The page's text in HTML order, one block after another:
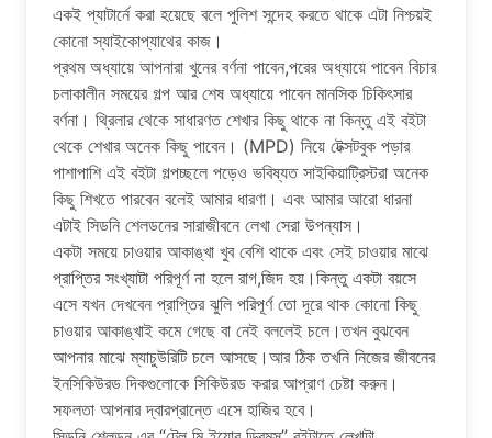
এক‌ই প্যাটার্নে করা হয়েছে বলে পুলিশ সন্দেহ করতে থাকে এটা নিশ্চয়ই
কোনো স্যাইকোপ্যাথের কাজ।
প্রথম অধ্যায়ে আপনারা খুনের বর্ণনা পাবেন,পরের অধ্যায়ে পাবেন বিচার
চলাকালীন সময়ের গল্প আর শেষ অধ্যায়ে পাবেন মানসিক চিকিৎসার
বর্ণনা। থ্রিলার থেকে সাধারণত শেখার কিছু থাকে না কিন্তু এই ব‌ইটা
থেকে শেখার অনেক কিছু পাবেন। (MPD) নিয়ে টেক্সটবুক পড়ার
পাশাপাশি এই ব‌ইটা গল্পচ্ছলে পড়েও ভবিষ্যত সাইকিয়াট্রিস্টরা অনেক
কিছু শিখতে পারবেন বলেই আমার ধারণা। এবং আমার আরো ধারনা
এটাই সিডনি শেলডনের সারাজীবনে লেখা সেরা উপন্যাস।
একটা সময়ে চাওয়ার আকাঙ্খা খুব বেশি থাকে এবং সেই চাওয়ার মাঝে
প্রাপ্তির সংখ্যাটা পরিপূর্ণ না হলে রাগ,জিদ হয়।কিন্তু একটা বয়সে
এসে যখন দেখবেন প্রাপ্তির ঝুলি পরিপূর্ণ তো দূরে থাক কোনো কিছু
চাওয়ার আকাঙ্খাই কমে গেছে বা নেই বললেই চলে।তখন বুঝবেন
আপনার মাঝে ম্যাচুউরিটি চলে আসছে।আর ঠিক তখনি নিজের জীবনের
ইনসিকিউরড দিকগুলোকে সিকিউরড করার আপ্রাণ চেষ্টা করুন।
সফলতা আপনার দ্বারপ্রান্তে এসে হাজির হবে।